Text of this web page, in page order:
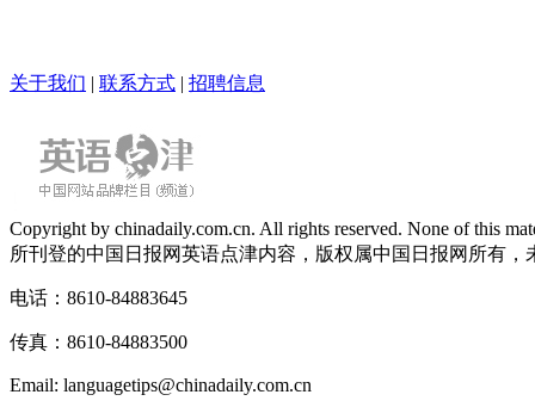
关于我们 | 联系方式 | 招聘信息
Copyright by chinadaily.com.cn. All rights reserved. None of this
所刊登的中国日报网英语点津内容，版权属中国日报网所有
电话：8610-84883645
传真：8610-84883500
Email: languagetips@chinadaily.com.cn